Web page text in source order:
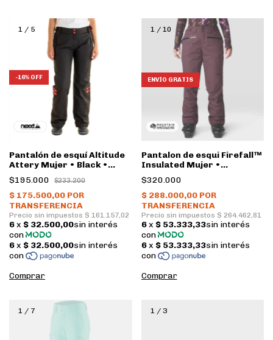
1 / 5
-16% OFF
Pantalón de esquí Altitude
Attery Mujer • Black •
Nexxt
$195.000 $233.200
Comprar
1 / 10
ENVÍO GRATIS
Pantalon de esqui Firefall™
Insulated Mujer •
Blackberry • Mountain
Hardwear
$320.000
Comprar
1 / 7 1/ 3